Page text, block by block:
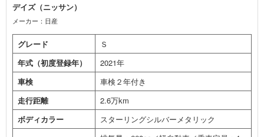
デイズ（ニッサン）
メーカー：日産
グレード
Ｓ
年式（初度登録年）
2021年
車検
車検２年付き
走行距離
2.6万km
ボディカラー
スターリングシルバーメタリック